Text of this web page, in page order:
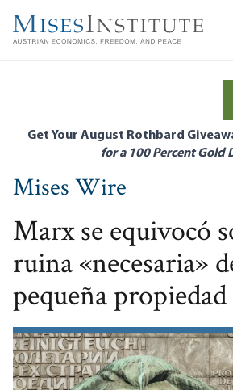
main
Get Your August Rothbard
for a 100 Percent Gold
Mises Wire
Marx se equivocó
ruina «necesaria»
pequeña